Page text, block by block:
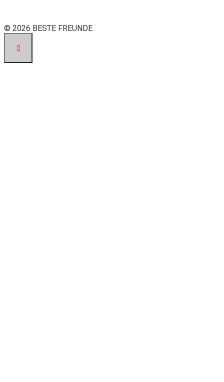
© 2026 BESTE FREUNDE